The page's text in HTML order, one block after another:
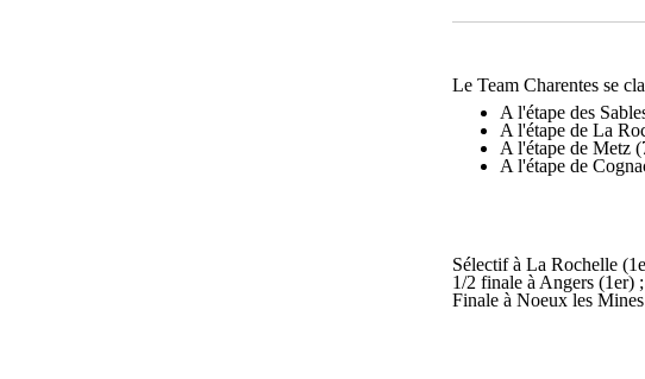
Le Team Charentes se
A l'étape des
A l'étape de La
A l'étape de Metz
A l'étape de
Sélectif à La Rochelle
1/2 finale à Angers (1er)
Finale à Noeux les